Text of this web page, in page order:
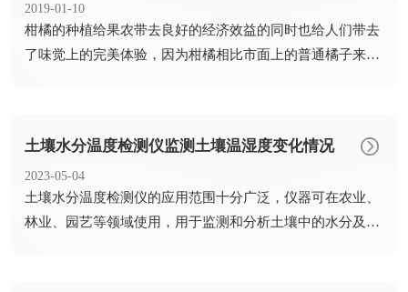
2019-01-10
​柑橘的种植给果农带去良好的经济效益的同时也给人们带去
了味觉上的完美体验，因为柑橘相比市面上的普通橘子来说
土壤水分温度检测仪监测土壤温湿度变化情况
2023-05-04
​土壤水分温度检测仪的应用范围十分广泛，仪器可在农业、
林业、园艺等领域使用，用于监测和分析土壤中的水分及温